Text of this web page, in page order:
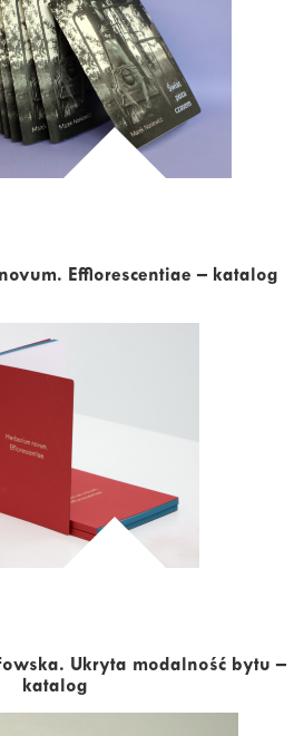
Efflorescentiae – katalog
Ukryta modalność bytu –
katalog